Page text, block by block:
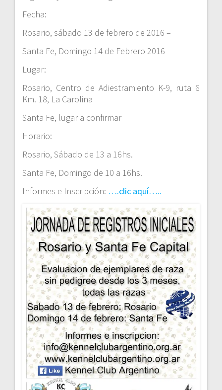
Fecha:
Rosario, sábado 13 de febrero de 2016 –
Santa Fe, Domingo 14 de Febrero 2016
Lugar:
Rosario, Centro de Adiestramiento K-9, ruta 6
Km. 18, La Carolina
Santa Fe, lugar a confirmar
Horario:
Rosario, Sábado de 13 a 16hs.
Santa Fe, Domingo de 10 a 16hs.
Informes e Inscripción: ….clic aquí…..